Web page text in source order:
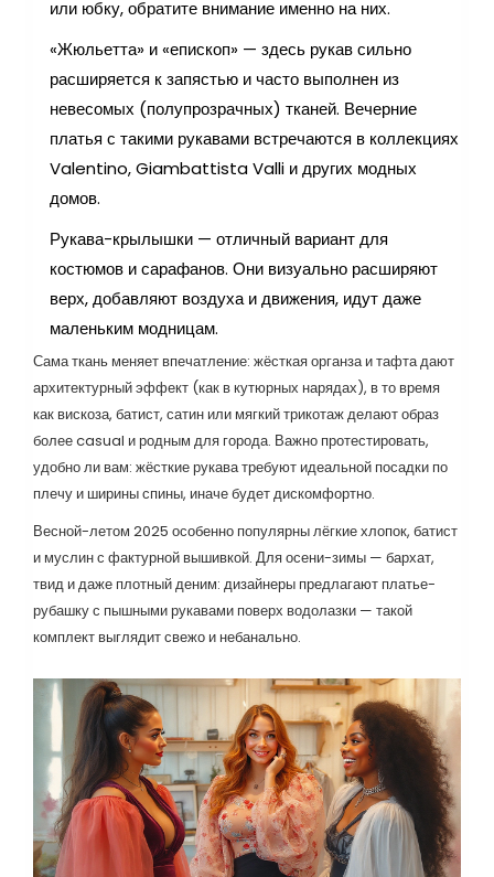
или юбку, обратите внимание именно на них.
«Жюльетта» и «епископ» — здесь рукав сильно
расширяется к запястью и часто выполнен из
невесомых (полупрозрачных) тканей. Вечерние
платья с такими рукавами встречаются в коллекциях
Valentino, Giambattista Valli и других модных
домов.
Рукава-крылышки — отличный вариант для
костюмов и сарафанов. Они визуально расширяют
верх, добавляют воздуха и движения, идут даже
маленьким модницам.
Сама ткань меняет впечатление: жёсткая органза и тафта дают
архитектурный эффект (как в кутюрных нарядах), в то время
как вискоза, батист, сатин или мягкий трикотаж делают образ
более casual и родным для города. Важно протестировать,
удобно ли вам: жёсткие рукава требуют идеальной посадки по
плечу и ширины спины, иначе будет дискомфортно.
Весной-летом 2025 особенно популярны лёгкие хлопок, батист
и муслин с фактурной вышивкой. Для осени-зимы — бархат,
твид и даже плотный деним: дизайнеры предлагают платье-
рубашку с пышными рукавами поверх водолазки — такой
комплект выглядит свежо и небанально.